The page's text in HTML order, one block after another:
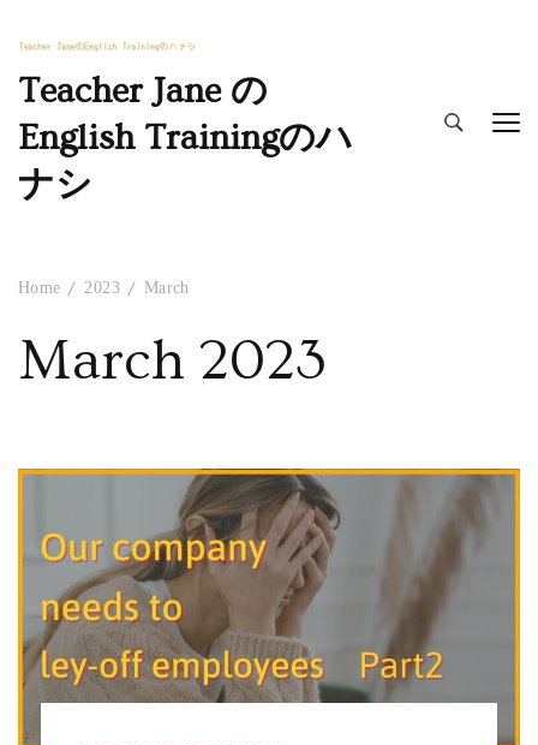
Teacher Jane の
English Trainingのハ
ナシ
Home 2023 March
March 2023